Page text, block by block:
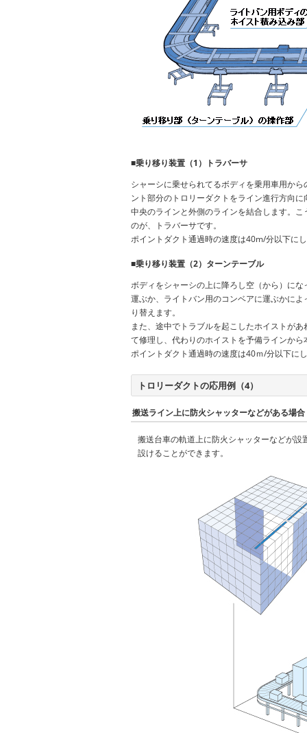
■乗り移り装置（1）トラバーサ
シャーシに乗せられてるボディを乗用車用か
ント部分のトロリーダクトをライン進行方向
中央のラインと外側のラインを結合します。
のが、トラバーサです。
ポイントダクト通過時の速度は40m/分以下に
■乗り移り装置（2）ターンテーブル
ボディをシャーシの上に降ろし空（から）に
運ぶか、ライトバン用のコンベアに運ぶかに
り替えます。
また、途中でトラブルを起こしたホイストが
て修理し、代わりのホイストを予備ラインか
ポイントダクト通過時の速度は40ｍ/分以下に
トロリーダクトの応用例（4）
搬送ライン上に防火シャッターなどがある場合
搬送台車の軌道上に防火シャッターなどが
設けることができます。